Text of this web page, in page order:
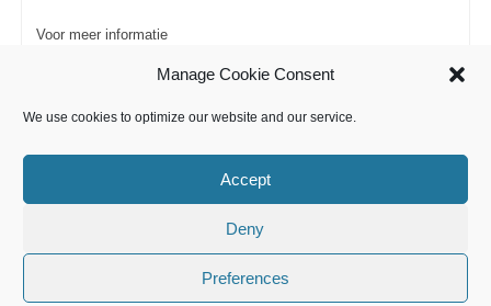
Manage Cookie Consent
We use cookies to optimize our website and our service.
Accept
Deny
Preferences
Voor meer informatie
l
k
t
b
w
0
l
k
t
b
.
0
Landelijk Opleidingsplan Gynaecologie en Obstetrie 2021